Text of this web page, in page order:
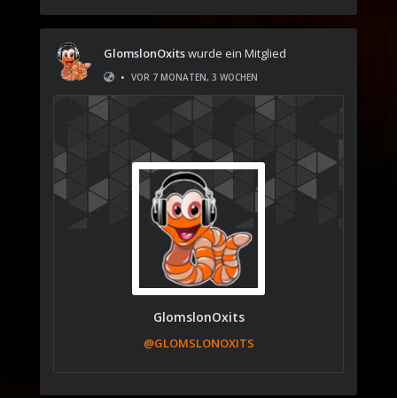
GlomslonOxitswurde ein Mitglied
• VOR 7 MONATEN, 3 WOCHEN
GlomslonOxits
@GLOMSLONOXITS